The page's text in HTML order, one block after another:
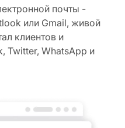
почты -
или Gmail, живой
клиентов и
Twitter, WhatsApp и